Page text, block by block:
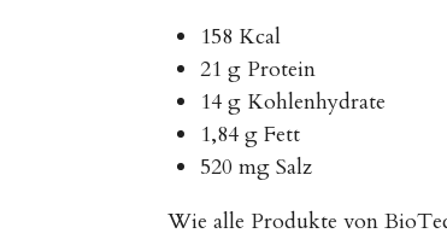
158 Kcal
21 g Protein
14 g Kohlenhydrate
1,84 g Fett
520 mg Salz
Wie alle Produkte von